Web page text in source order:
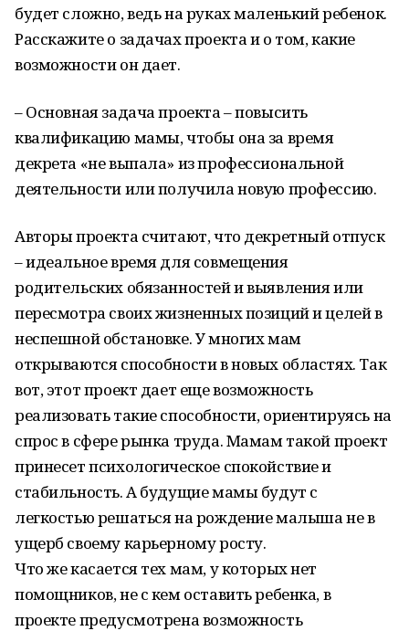
будет сложно, ведь на руках маленький ребенок.
Расскажите о задачах проекта и о том, какие
возможности он дает.
– Основная задача проекта – повысить
квалификацию мамы, чтобы она за время
декрета «не выпала» из профессиональной
деятельности или получила новую профессию.
Авторы проекта считают, что декретный отпуск
– идеальное время для совмещения
родительских обязанностей и выявления или
пересмотра своих жизненных позиций и целей в
неспешной обстановке. У многих мам
открываются способности в новых областях. Так
вот, этот проект дает еще возможность
реализовать такие способности, ориентируясь на
спрос в сфере рынка труда. Мамам такой проект
принесет психологическое спокойствие и
стабильность. А будущие мамы будут с
легкостью решаться на рождение малыша не в
ущерб своему карьерному росту.
Что же касается тех мам, у которых нет
помощников, не с кем оставить ребенка, в
проекте предусмотрена возможность